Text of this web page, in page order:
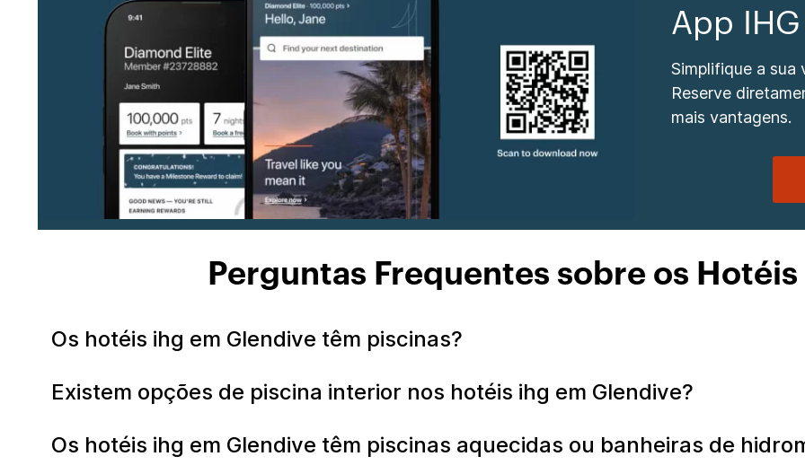
App
Simplifique a sua
Reserve
mais vantagens.
Perguntas Frequentes sobre os
Os hotéis ihg em Glendive têm piscinas?
Existem opções de piscina interior nos hotéis ihg em Glendive?
Os hotéis ihg em Glendive têm piscinas aquecidas ou banheiras de